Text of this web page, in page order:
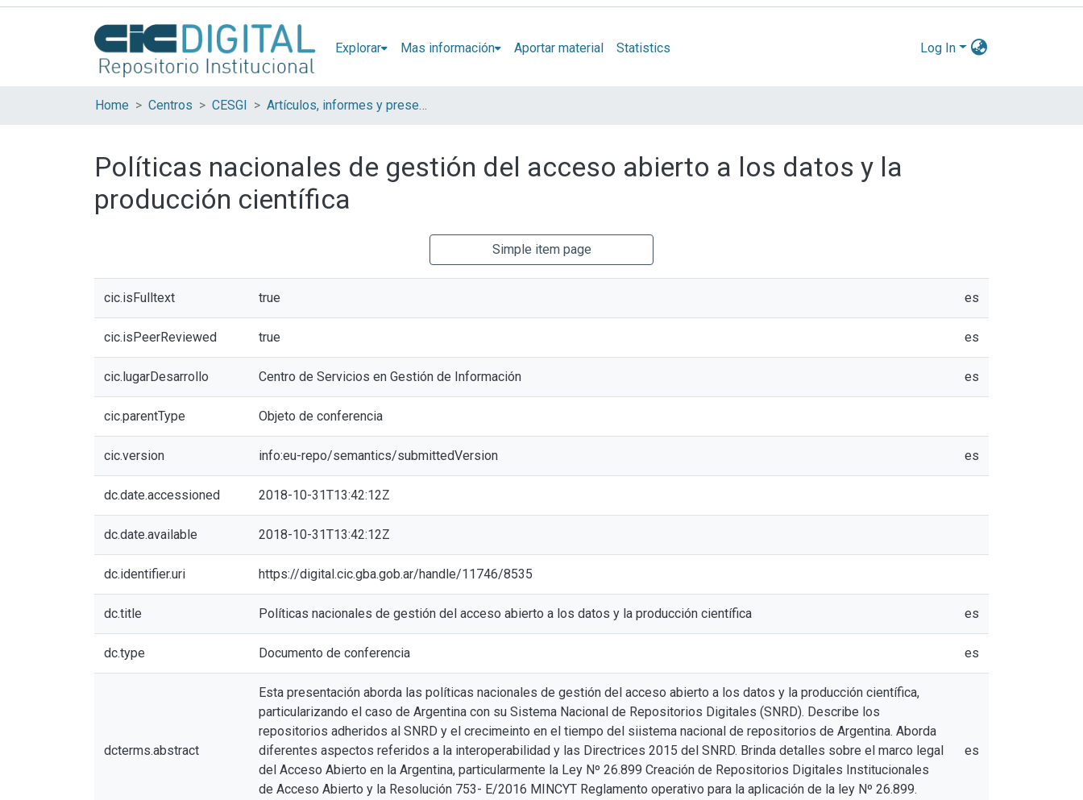
Explorar Mas información Aportar material Statistics Log In
Home Centros CESGI Artículos, informes y presentaciones en Congresos CESGI
Políticas nacionales de gestión del acceso abierto a los datos y la
producción científica
Simple item page
cic.isFulltext true es
cic.isPeerReviewed true es
cic.lugarDesarrollo Centro de Servicios en Gestión de Información es
cic.parentType Objeto de conferencia
cic.version info:eu-repo/semantics/submittedVersion es
dc.date.accessioned 2018-10-31T13:42:12Z
dc.date.available 2018-10-31T13:42:12Z
dc.identifier.uri https://digital.cic.gba.gob.ar/handle/11746/8535
dc.title Políticas nacionales de gestión del acceso abierto a los datos y la producción científica es
dc.type Documento de conferencia es
dcterms.abstract
Esta presentación aborda las políticas nacionales de gestión del acceso abierto a los datos y la producción científica,
particularizando el caso de Argentina con su Sistema Nacional de Repositorios Digitales (SNRD). Describe los
repositorios adheridos al SNRD y el crecimeinto en el tiempo del siistema nacional de repositorios de Argentina. Aborda
diferentes aspectos referidos a la interoperabilidad y las Directrices 2015 del SNRD. Brinda detalles sobre el marco legal
del Acceso Abierto en la Argentina, particularmente la Ley Nº 26.899 Creación de Repositorios Digitales Institucionales
de Acceso Abierto y la Resolución 753- E/2016 MINCYT Reglamento operativo para la aplicación de la ley Nº 26.899.
es